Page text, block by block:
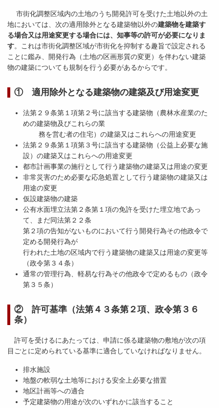
市街化調整区域内の土地のうち開発許可を受けた土地以外の土
地においては、次の適用除外となる建築物以外の建築物を建築す
る場合又は用途変更する場合には、知事等の許可が必要になりま
す。これは市街化調整区域が市街化を抑制する趣旨で設定される
ことに鑑み、開発行為（土地の区画形質の変更）を伴わない建築
物の建築についても規制を行う必要があるからです。
① 適用除外となる建築物の建築及び用途変更
法第２９条第１項第２号に該当する建築物（農林水産業のた
めの建築物及びこれらの業
務を営む者の住宅）の建築又はこれらへの用途変更
法第２９条第１項第３号に該当する建築物（公益上必要な施
設）の建築又はこれらへの用途変更
都市計画事業の施行として行う建築物の建築又は用途の変更
非常災害のため必要な応急処置として行う建築物の建築又は
用途の変更
仮設建築物の建築
公有水面埋立法第２条第１項の免許を受けた埋立地であっ
て、まだ同法第２２条
第２項の告知がないものにおいて行う開発行為その他政令で
定める開発行為が
行われた土地の区域内で行う建築物の建築又は用途の変更等
（政令第３４条）
通常の管理行為、軽易な行為その他政令で定めるもの（政令
第３５条）
② 許可基準（法第４３条第２項、政令第３６
条）
許可を受けるにあたっては、申請に係る建築物の敷地が次の項
目ごとに定められている基準に適合していなければなりません。
排水施設
地盤の軟弱な土地等における安全上必要な措置
地区計画等への適合
予定建築物の用途が次のいずれかに該当すること